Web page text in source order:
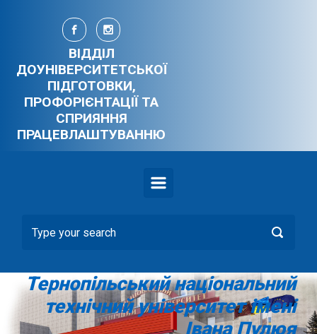
Skip to main content
ВІДДІЛ
ДОУНІВЕРСИТЕТСЬКОЇ
ПІДГОТОВКИ,
ПРОФОРІЄНТАЦІЇ ТА
СПРИЯННЯ
ПРАЦЕВЛАШТУВАННЮ
Тернопільський національний
технічний університет імені
Івана Пулюя